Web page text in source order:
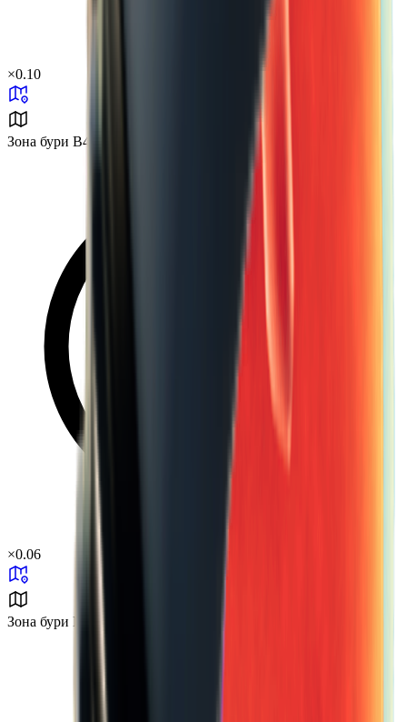
×0.10
Зона бури B4
×0.06
Зона бури B2